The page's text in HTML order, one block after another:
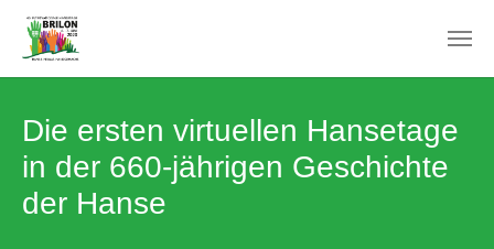
Die ersten virtuellen Hansetage
in der 660-jährigen Geschichte
der Hanse